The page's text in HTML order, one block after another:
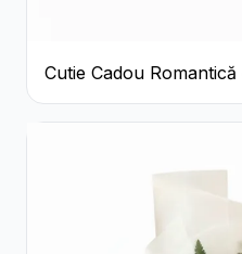
Cutie Cadou
Șampanie și Lumânare